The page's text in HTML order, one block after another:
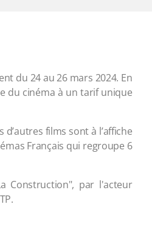
du 24 au 26 mars 2024. En
du cinéma à un tarif unique
films sont à l’affiche
Français qui regroupe 6
Construction", par l'acteur